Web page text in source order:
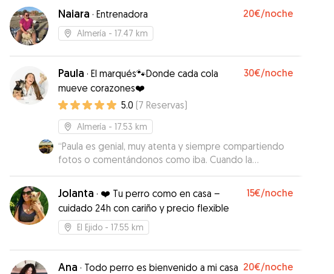
días, mandándome muchas fotos y vídeos. Al
recogerla he visto que estaba muy feliz, muy cariñosa.
Sin duda repetiré. ”
Naiara · Entrenadora 20€/noche
Almería - 17.47 km
Paula · El marqués🐾Donde cada cola
mueve corazones❤️
30€/noche
5.0 (7 Reservas)
Almería - 17.53 km
“Paula es genial, muy atenta y siempre compartiendo
fotos o comentándonos como iba. Cuando la
recogimos Maki estaba super contenta, señal de que
ha estado muy bien cuidada. Muy flexible con los
horarios. Vamos a repetir seguro con Paula
Jolanta · ❤️ Tu perro como en casa –
cuidado 24h con cariño y precio flexible
15€/noche
El Ejido - 17.55 km
Ana · Todo perro es bienvenido a mi casa 20€/noche